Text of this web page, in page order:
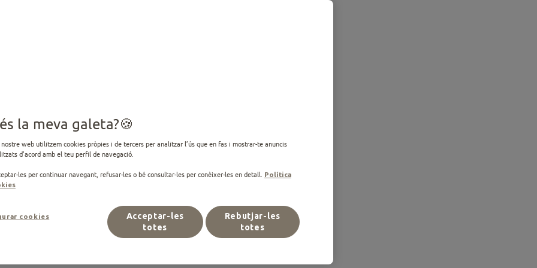
esterilitzat
nutricionals del teu gat esterilitzat.
Veure productes
la meva galeta?
nostre web utilitzem cookies pròpies i de tercers per analitzar l’ús que en fas i mostrar-te anuncis
d'acord amb el teu perfil de navegació.
les per continuar navegant, refusar-les o bé consultar-les per conèixer-les en detall. Política
cookies
Rebutjar-les
totes
Acceptar-les
totes